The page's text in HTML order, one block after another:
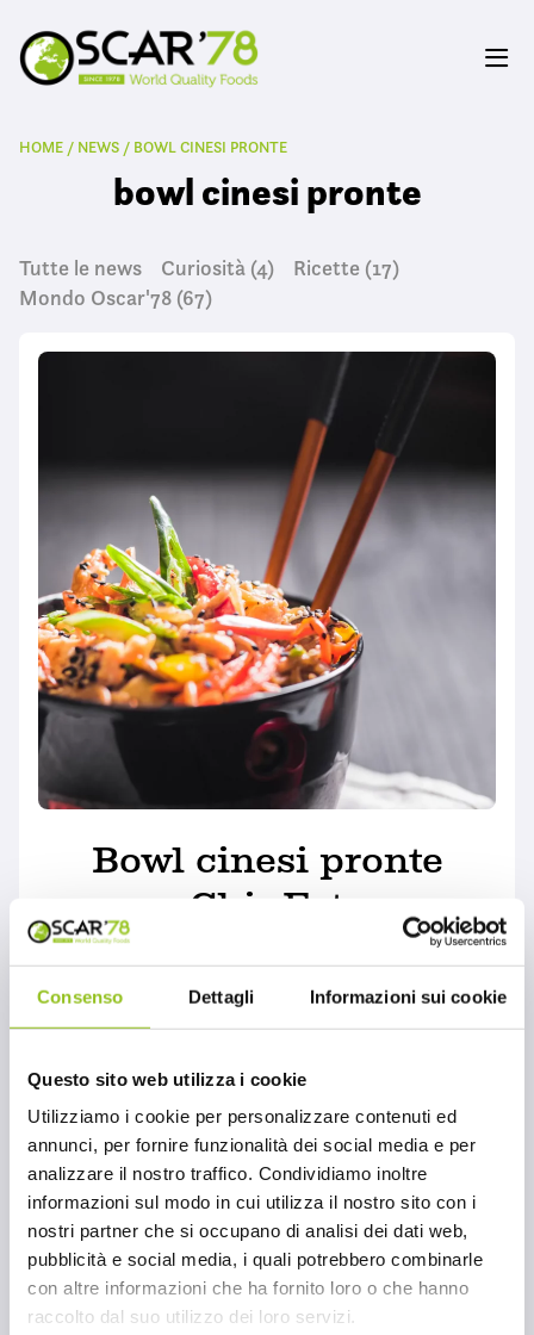
Consenso Dettagli Informazioni sui cookie
Questo sito web utilizza i cookie
Utilizziamo i cookie per personalizzare contenuti ed
annunci, per fornire funzionalità dei social media e per
analizzare il nostro traffico. Condividiamo inoltre
informazioni sul modo in cui utilizza il nostro sito con i
nostri partner che si occupano di analisi dei dati web,
pubblicità e social media, i quali potrebbero combinarle
con altre informazioni che ha fornito loro o che hanno
raccolto dal suo utilizzo dei loro servizi.
HOME / NEWS / BOWL CINESI PRONTE
bowl cinesi pronte
Tutte le news Curiosità (4) Ricette (17)
Mondo Oscar'78 (67)
Bowl cinesi pronte
ChinEat
Le Bowl cinesi pronte ChinEat, distribuite da
Oscar ‘78, rappresentano una soluzione
cucina cinese. Queste ciotole pronte all'uso
ricette tradizionali, offrendo un pasto
gustoso e veloce da preparare in pochi
minuti. Ogni bowl include noodles premium,
salse saporite e verdure selezionate,
permettendo di esplorare i sapori delle
diverse regioni della Cina. Ad esempio, la
Cantonese Soy Bowl offre i delicati sapori del